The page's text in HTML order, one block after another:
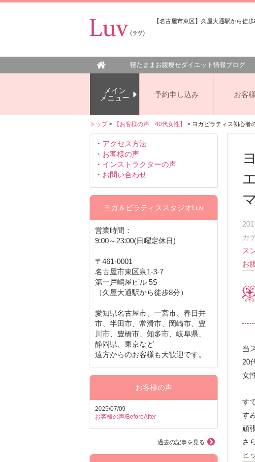
【名古屋市東区】久屋大通駅から徒
寝たままお腹痩せダイエット情報ブログ
メイン
メニュー
予約申し込み お客
トップ> 【お客様の声 40代女性】 > ヨガピラティス初心者
カ
ス
お
当
20
女
す
す
頑
さ
ヒ
・ アクセス方法
・ お客様の声
・ インストラクターの声
・ お問い合わせ
ヨガ＆ピラティススタジオLuv
営業時間：
9:00～23:00(日曜定休日)
〒461-0001
名古屋市東区泉1-3-7
第一戸嶋屋ビル 5S
（久屋大通駅から徒歩8分）
愛知県名古屋市、一宮市、春日井
市、半田市、常滑市、岡崎市、豊
川市、豊橋市、知多市、岐阜県、
静岡県、東京など
遠方からのお客様も大歓迎です。
お客様の声
2025/07/09
お客様の声/BeforeAfter
過去の記事を見る